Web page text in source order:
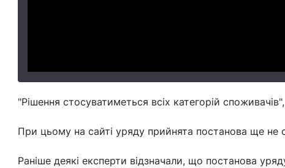
"Рішення стосуватиметься всіх категорій
При цьому на сайті уряду прийнята постанова ще не
Раніше деякі експерти відзначали, що постанова